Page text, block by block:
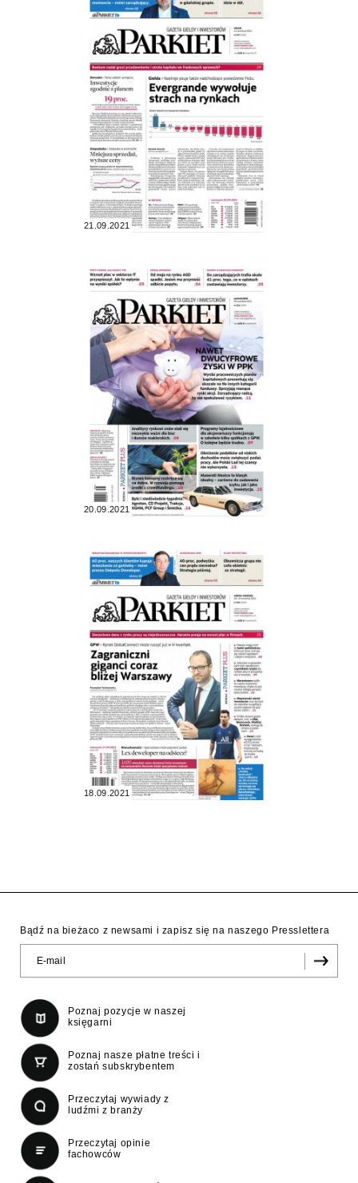
21.09.2021
20.09.2021
18.09.2021
Bądź na bieżaco z newsami i zapisz się na naszego Presslettera
Poznaj pozycje w naszej
księgarni
Poznaj nasze płatne treści i
zostań subskrybentem
Przeczytaj wywiady z
ludźmi z branży
Przeczytaj opinie
fachowców